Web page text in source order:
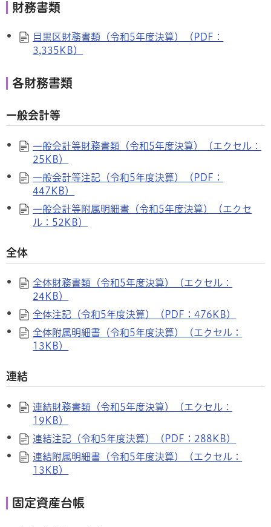
財務書類
目黒区財務書類（令和5年度決算）（PDF：
3,335KB）
各財務書類
一般会計等
一般会計等財務書類（令和5年度決算）（エクセル：
25KB）
一般会計等注記（令和5年度決算）（PDF：
447KB）
一般会計等附属明細書（令和5年度決算）（エクセ
ル：52KB）
全体
全体財務書類（令和5年度決算）（エクセル：
24KB）
全体注記（令和5年度決算）（PDF：476KB）
全体附属明細書（令和5年度決算）（エクセル：
13KB）
連結
連結財務書類（令和5年度決算）（エクセル：
19KB）
連結注記（令和5年度決算）（PDF：288KB）
連結附属明細書（令和5年度決算）（エクセル：
13KB）
固定資産台帳